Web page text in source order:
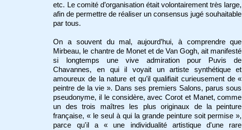
etc. Le comité d’organisation était volontairement très large,
afin de permettre de réaliser un consensus jugé souhaitable
par tous.
On a souvent du mal, aujourd’hui, à comprendre que
Mirbeau, le chantre de Monet et de Van Gogh, ait manifesté
si longtemps une vive admiration pour Puvis de
Chavannes, en qui il voyait un artiste synthétique et
amoureux de la nature et qu’il qualifiait curieusement de «
peintre de la vie ». Dans ses premiers Salons, parus sous
pseudonyme, il le considère, avec Corot et Manet, comme
un des trois maîtres les plus originaux de la peinture
française, « le seul à qui la grande peinture soit permise »,
parce qu'il a « une individualité artistique d'une rare